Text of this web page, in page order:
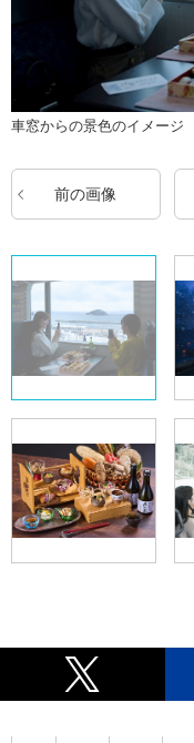
車窓からの景色のイメージ
前の画像